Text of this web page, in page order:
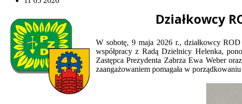
Działkowcy
W sobotę, 9 maja 2026 r., działkowcy
współpracy z Radą Dzielnicy Helenka,
Zastępca Prezydenta Zabrza Ewa Weber
zaangażowaniem pomagała w